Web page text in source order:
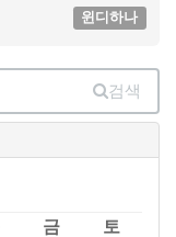
윈디하나
검색
금
토